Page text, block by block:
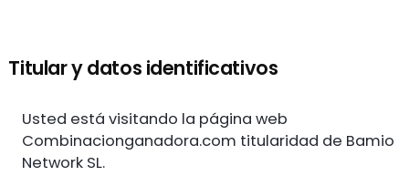
Titular y datos identificativos
Usted está visitando la página web
Combinacionganadora.com titularidad de Bamio
Network SL.